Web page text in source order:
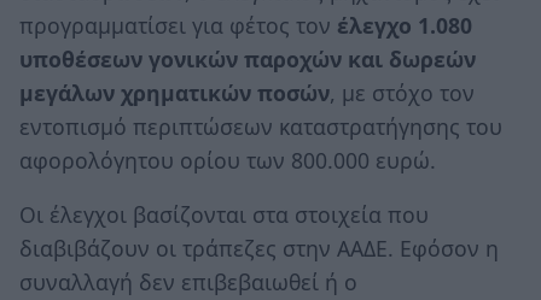
προγραμματίσει για φέτος τον έλεγχο 1.080
υποθέσεων γονικών παροχών και δωρεών
μεγάλων χρηματικών ποσών, με στόχο τον
εντοπισμό περιπτώσεων καταστρατήγησης του
αφορολόγητου ορίου των 800.000 ευρώ.
Οι έλεγχοι βασίζονται στα στοιχεία που
διαβιβάζουν οι τράπεζες στην ΑΑΔΕ. Εφόσον η
συναλλαγή δεν επιβεβαιωθεί ή ο